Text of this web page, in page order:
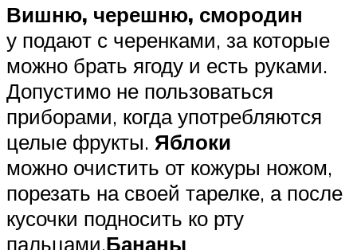
Вишню, черешню, смородин
у подают с черенками, за которые
можно брать ягоду и есть руками.
Допустимо не пользоваться
приборами, когда употребляются
целые фрукты. Яблоки
можно очистить от кожуры ножом,
порезать на своей тарелке, а после
кусочки подносить ко рту
пальцами.Бананы